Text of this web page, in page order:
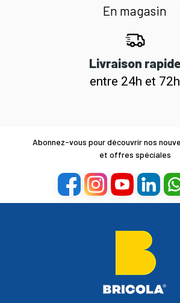
En magasin
Livraison rapide
entre 24h et 72h
Abonnez-vous pour découvrir nos
et offres spéciales